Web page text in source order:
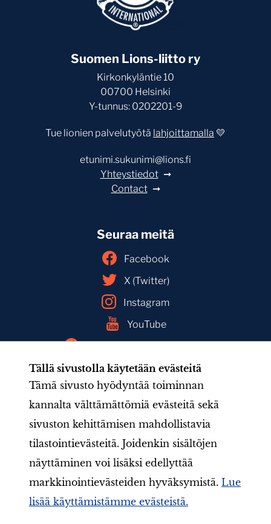
Tällä sivustolla käytetään evästeitä
Tämä sivusto hyödyntää toiminnan
kannalta välttämättömiä evästeitä sekä
sivuston kehittämisen mahdollistavia
tilastointievästeitä. Joidenkin sisältöjen
näyttäminen voi lisäksi edellyttää
markkinointievästeiden hyväksymistä. Lue
lisää käyttämistämme evästeistä.
Suomen Lions-liitto ry
Kirkonkyläntie 10
00700 Helsinki
Y-tunnus: 0202201-9
Tue lionien palvelutyötä lahjoittamalla 💛
etunimi.sukunimi@lions.fi
Yhteystiedot
Contact
Seuraa meitä
Facebook
X (Twitter)
Instagram
YouTube
Kiusaamisesta terveeseen nettikäytökseen
LC-yhdyshenkilölle Lionsklubille